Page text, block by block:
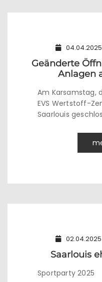
Geänderte
Anlagen
Am Karsamstag,
EVS Wertstoff-
Saarlouis
Saarlouis
Sportparty 2025